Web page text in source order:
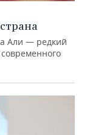
Али — редкий